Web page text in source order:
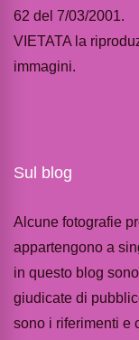
62 del 7/03/2001.
VIETATA la
immagini.
Sul blog
Alcune fotografie
appartengono a
in questo blog
giudicate di
sono i riferimenti e